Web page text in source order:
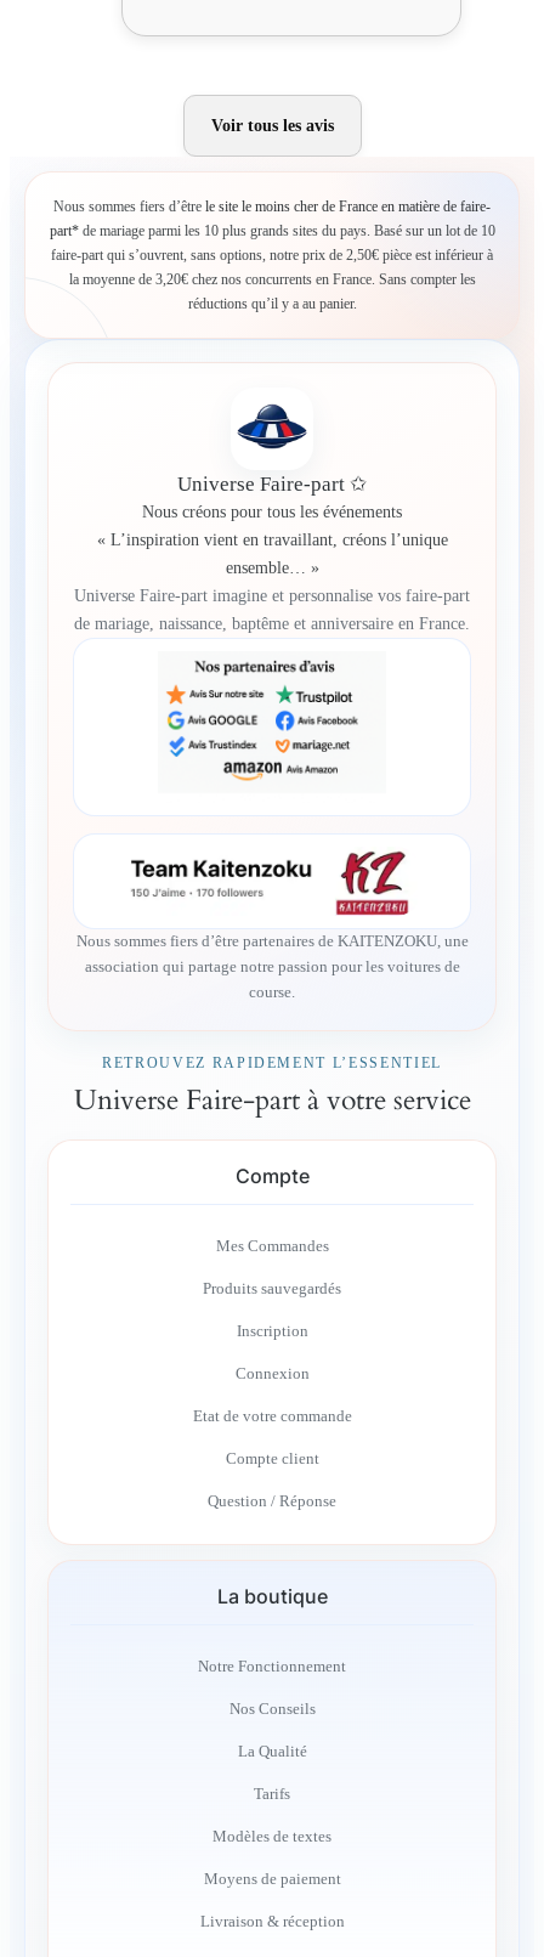
Voir tous les avis
Nous sommes fiers d’être le site le moins cher de France en matière de faire-
part*de mariage parmi les 10 plus grands sites du pays. Basé sur un lot de 10
faire-part qui s’ouvrent, sans options, notre prix de 2,50€ pièce est inférieur à
la moyenne de 3,20€ chez nos concurrents en France. Sans compter les
réductions qu’il y a au panier.
Universe Faire-part ✩
Nous créons pour tous les événements
« L’inspiration vient en travaillant, créons l’unique
ensemble… »
Universe Faire-part imagine et personnalise vos faire-part
de mariage, naissance, baptême et anniversaire en France.
Nous sommes fiers d’être partenaires de KAITENZOKU, une
association qui partage notre passion pour les voitures de
course.
RETROUVEZ RAPIDEMENT L’ESSENTIEL
Universe Faire-part à votre service
Compte
Mes Commandes
Produits sauvegardés
Inscription
Connexion
Etat de votre commande
Compte client
Question / Réponse
La boutique
Notre Fonctionnement
Nos Conseils
La Qualité
Tarifs
Modèles de textes
Moyens de paiement
Livraison & réception